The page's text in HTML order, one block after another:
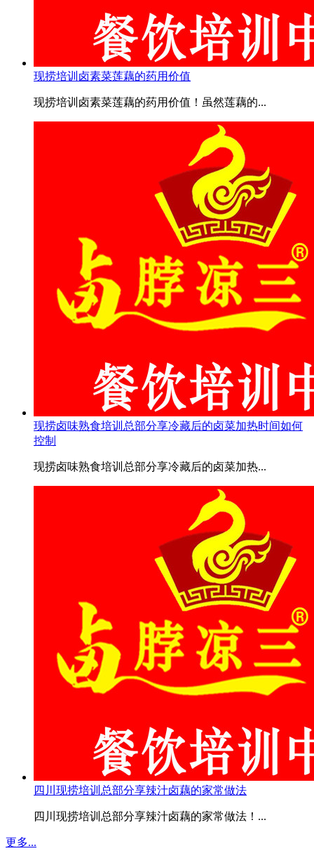
现捞培训卤素菜莲藕的药用价值
现捞培训卤素菜莲藕的药用价值！虽然莲藕的...
现捞卤味熟食培训总部分享冷藏后的卤菜加热时间如何
控制
现捞卤味熟食培训总部分享冷藏后的卤菜加热...
四川现捞培训总部分享辣汁卤藕的家常做法
四川现捞培训总部分享辣汁卤藕的家常做法！...
更多...